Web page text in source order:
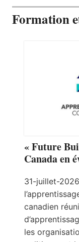
Formation
« Future
Canada en
31-juillet-
canadien
les